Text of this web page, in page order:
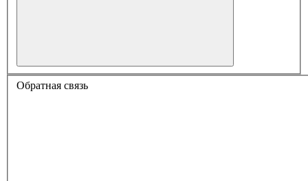
Обратная связь